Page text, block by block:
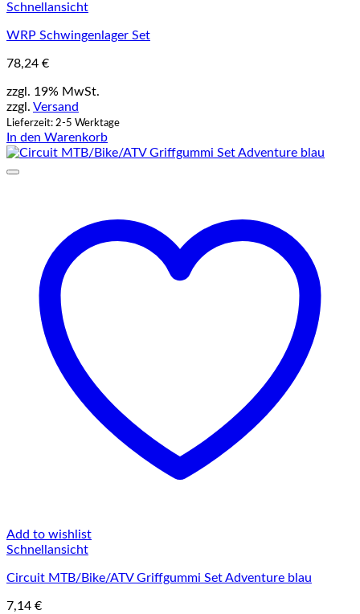
Schnellansicht
WRP Schwingenlager Set
78,24 €
zzgl. 19% MwSt.
zzgl. Versand
Lieferzeit: 2-5 Werktage
In den Warenkorb
Add to wishlist
Schnellansicht
Circuit MTB/Bike/ATV Griffgummi Set Adventure blau
7,14 €